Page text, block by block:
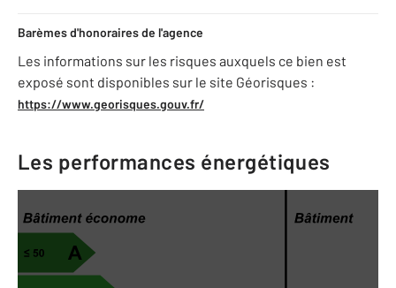
Barèmes d'honoraires de l'agence
Les informations sur les risques auxquels ce bien est
exposé sont disponibles sur le site Géorisques :
https://www.georisques.gouv.fr/
Les performances énergétiques